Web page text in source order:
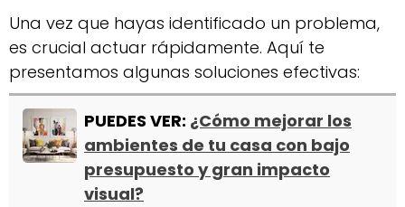
Una vez que hayas identificado un problema,
es crucial actuar rápidamente. Aquí te
presentamos algunas soluciones efectivas:
PUEDES VER: ¿Cómo mejorar los
ambientes de tu casa con bajo
presupuesto y gran impacto
visual?